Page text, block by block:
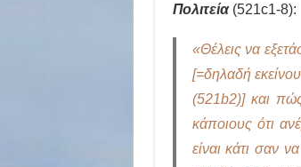
Πολιτεία(521c1-8):
«Θέλεις να
[=δηλαδή
(521b2)] και
κάποιους ότι
είναι κάτι σαν